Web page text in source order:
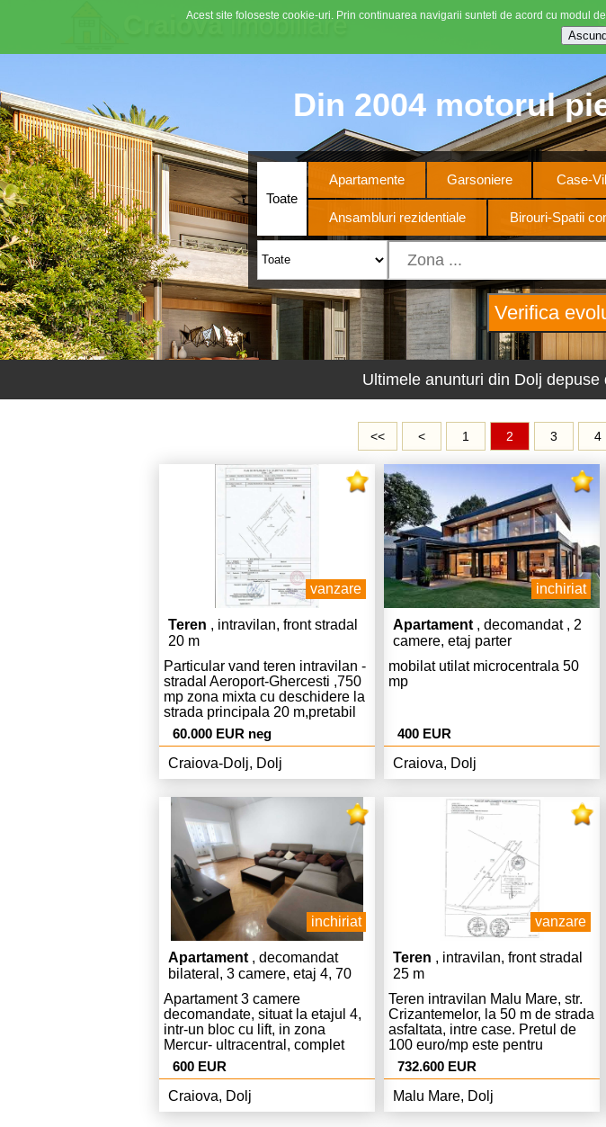
Craiovaimobiliare
Din 2004 motorul
Toate
Apartamente Garsoniere Case-
Ansambluri rezidentiale Birouri-Spatii
Ultimele anunturi din Dolj
<< < 1 2 3 4
vanzare
Teren , intravilan, front stradal
20 m
Particular vand teren intravilan -
stradal Aeroport-Ghercesti ,750
mp zona mixta cu deschidere la
strada principala 20 m,pretabil
orice fel de activitate(unitati
industriale,depozite,instituti si
servici ),se preteaza si pentru
constructie casa,utilitati gaze si
regula cu certificat de
urbanism,pret. 80 Euro/ mp ,
pentru vanzare 60.000 Euro
negociabil.
60.000 EUR neg
Craiova-Dolj, Dolj
inchiriat
Apartament , decomandat , 2
camere, etaj parter
mobilat utilat microcentrala 50
mp
400 EUR
Craiova, Dolj
inchiriat
Apartament , decomandat
bilateral, 3 camere, etaj 4, 70
mp
Apartament 3 camere
decomandate, situat la etajul 4,
intr-un bloc cu lift, in zona
Mercur- ultracentral, complet
mobilat si utilat.
600 EUR
Craiova, Dolj
vanzare
Teren , intravilan, front stradal
25 m
Teren intravilan Malu Mare, str.
Crizantemelor, la 50 m de strada
asfaltata, intre case. Pretul de
100 euro/mp este pentru
vanzarea integrala a
terenului.Terenul se poate
parcela in suprafete diverse, la
cererea cumparatorului
732.600 EUR
Malu Mare, Dolj
Acest site foloseste cookie-uri. Prin continuarea navigarii sunteti de acord cu modul